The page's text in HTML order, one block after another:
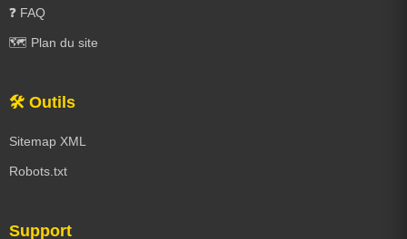
❓ FAQ
🗺️ Plan du site
🛠️ Outils
Sitemap XML
Robots.txt
Support